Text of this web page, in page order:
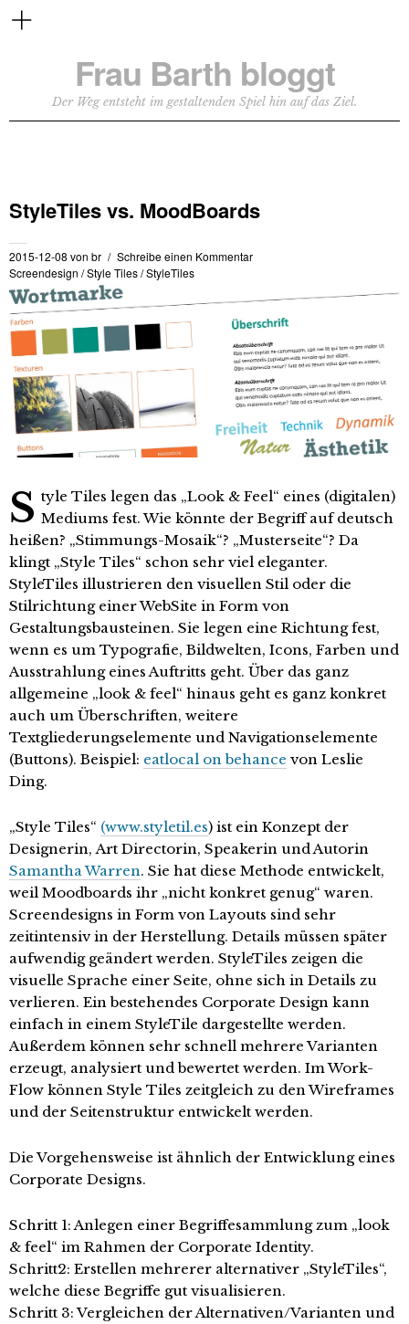
Frau Barth bloggt
Der Weg entsteht im gestaltenden Spiel hin auf das Ziel.
StyleTiles vs. MoodBoards
2015-12-08 von br
Schreibe einen Kommentar
Screendesign /Style Tiles/StyleTiles
S tyle Tiles legen das „Look & Feel“ eines (digitalen)
Mediums fest. Wie könnte der Begriff auf deutsch
heißen? „Stimmungs-Mosaik“? „Musterseite“? Da
klingt „Style Tiles“ schon sehr viel eleganter.
StyleTiles illustrieren den visuellen Stil oder die
Stilrichtung einer WebSite in Form von
Gestaltungsbausteinen. Sie legen eine Richtung fest,
wenn es um Typografie, Bildwelten, Icons, Farben und
Ausstrahlung eines Auftritts geht. Über das ganz
allgemeine „look & feel“ hinaus geht es ganz konkret
auch um Überschriften, weitere
Textgliederungselemente und Navigationselemente
(Buttons). Beispiel: eatlocal on behance von Leslie
Ding.
„Style Tiles“ (www.styletil.es) ist ein Konzept der
Designerin, Art Directorin, Speakerin und Autorin
Samantha Warren. Sie hat diese Methode entwickelt,
weil Moodboards ihr „nicht konkret genug“ waren.
Screendesigns in Form von Layouts sind sehr
zeitintensiv in der Herstellung. Details müssen später
aufwendig geändert werden. StyleTiles zeigen die
visuelle Sprache einer Seite, ohne sich in Details zu
verlieren. Ein bestehendes Corporate Design kann
einfach in einem StyleTile dargestellte werden.
Außerdem können sehr schnell mehrere Varianten
erzeugt, analysiert und bewertet werden. Im Work-
Flow können Style Tiles zeitgleich zu den Wireframes
und der Seitenstruktur entwickelt werden.
Die Vorgehensweise ist ähnlich der Entwicklung eines
Corporate Designs.
Schritt 1: Anlegen einer Begriffesammlung zum „look
& feel“ im Rahmen der Corporate Identity.
Schritt2: Erstellen mehrerer alternativer „StyleTiles“,
welche diese Begriffe gut visualisieren.
Schritt 3: Vergleichen der Alternativen/Varianten und